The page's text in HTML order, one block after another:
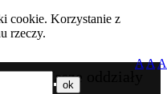
cookie. Korzystanie z
rzeczy.
Nasze oddziały
AAA